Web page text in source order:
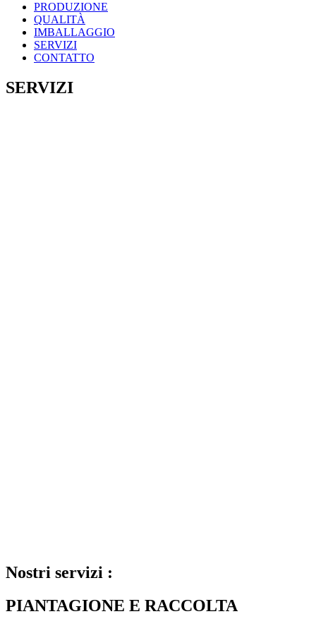
PRODUZIONE
QUALITÀ
IMBALLAGGIO
SERVIZI
CONTATTO
SERVIZI
Nostri servizi :
PIANTAGIONE E RACCOLTA